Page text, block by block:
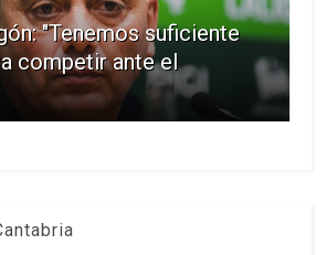
"Tenemos suficiente
competir ante el